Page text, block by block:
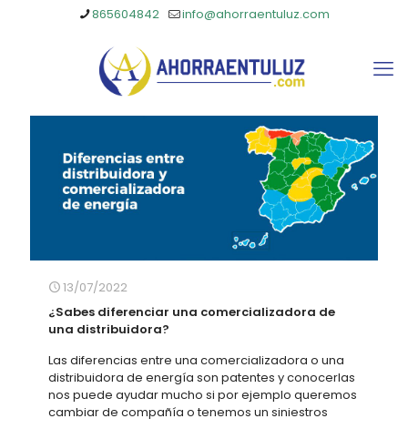
865604842 info@ahorraentuluz.com
13/07/2022
¿Sabes diferenciar una comercializadora de
una distribuidora?
Las diferencias entre una comercializadora o una
distribuidora de energía son patentes y conocerlas
nos puede ayudar mucho si por ejemplo queremos
cambiar de compañía o tenemos un siniestros